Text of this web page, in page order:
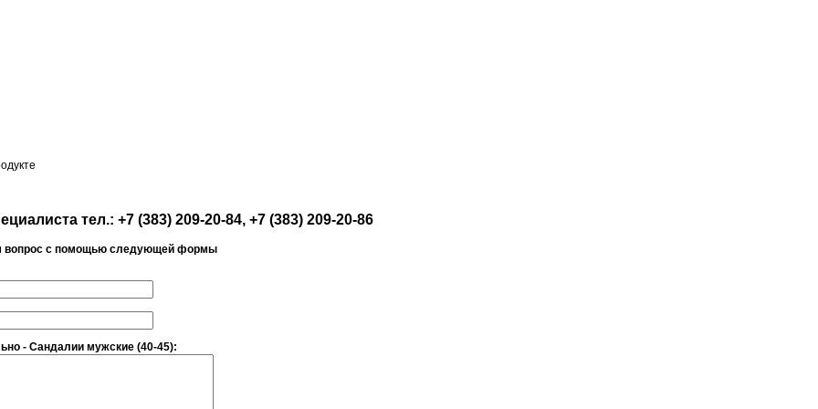
тел.: +7 (383) 209-20-84, +7 (383) 209-20-86
вопрос с помощью следующей формы
- Сандалии мужские (40-45):